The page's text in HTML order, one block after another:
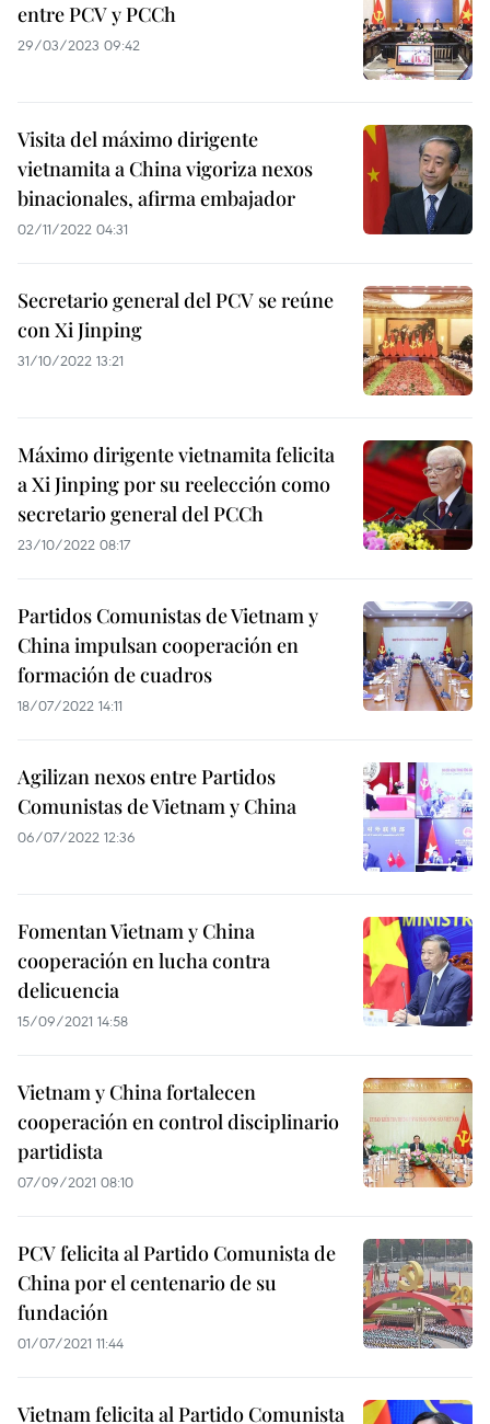
entre PCV y PCCh
29/03/2023 09:42
Visita del máximo dirigente
vietnamita a China vigoriza nexos
binacionales, afirma embajador
02/11/2022 04:31
Secretario general del PCV se reúne
con Xi Jinping
31/10/2022 13:21
Máximo dirigente vietnamita felicita
a Xi Jinping por su reelección como
secretario general del PCCh
23/10/2022 08:17
Partidos Comunistas de Vietnam y
China impulsan cooperación en
formación de cuadros
18/07/2022 14:11
Agilizan nexos entre Partidos
Comunistas de Vietnam y China
06/07/2022 12:36
Fomentan Vietnam y China
cooperación en lucha contra
delicuencia
15/09/2021 14:58
Vietnam y China fortalecen
cooperación en control disciplinario
partidista
07/09/2021 08:10
PCV felicita al Partido Comunista de
China por el centenario de su
fundación
01/07/2021 11:44
Vietnam felicita al Partido Comunista